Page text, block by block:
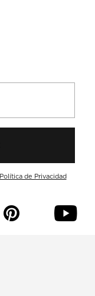
Política de Privacidad
p y